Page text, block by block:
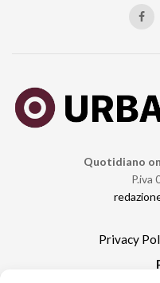
Quotidiano
P.iva
Privacy